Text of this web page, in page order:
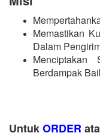
Memastikan
Dalam
Menciptakan
Berdampak
UntukORDER